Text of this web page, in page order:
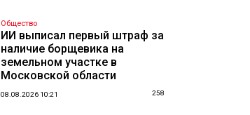
Общество
ИИ выписал первый штраф за
наличие борщевика на
земельном участке в
Московской области
08.08.2026 10:21 258